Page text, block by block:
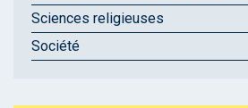
Sciences religieuses
Société